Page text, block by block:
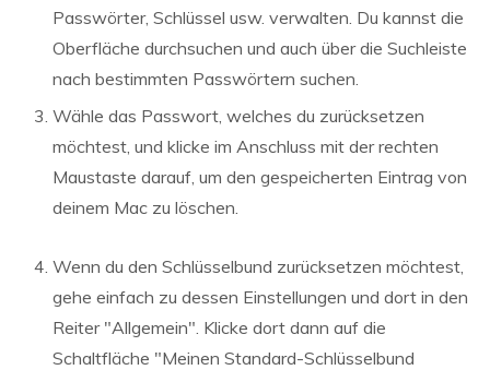
Passwörter, Schlüssel usw. verwalten. Du kannst die
Oberfläche durchsuchen und auch über die Suchleiste
nach bestimmten Passwörtern suchen.
Wähle das Passwort, welches du zurücksetzen
möchtest, und klicke im Anschluss mit der rechten
Maustaste darauf, um den gespeicherten Eintrag von
deinem Mac zu löschen.
Wenn du den Schlüsselbund zurücksetzen möchtest,
gehe einfach zu dessen Einstellungen und dort in den
Reiter "Allgemein". Klicke dort dann auf die
Schaltfläche "Meinen Standard-Schlüsselbund